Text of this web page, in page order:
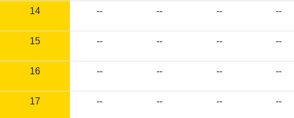
14 -- -- -- --
15 -- -- -- --
16 -- -- -- --
17 -- -- -- --